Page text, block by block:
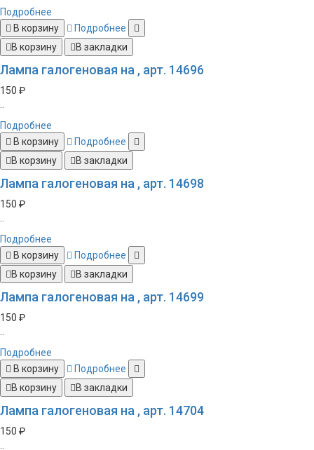
Подробнее
В корзину
Подробнее
В корзину
В закладки
Лампа галогеновая на , арт. 14696
150 ₽
Подробнее
В корзину
Подробнее
В корзину
В закладки
Лампа галогеновая на , арт. 14698
150 ₽
Подробнее
В корзину
Подробнее
В корзину
В закладки
Лампа галогеновая на , арт. 14699
150 ₽
Подробнее
В корзину
Подробнее
В корзину
В закладки
Лампа галогеновая на , арт. 14704
150 ₽